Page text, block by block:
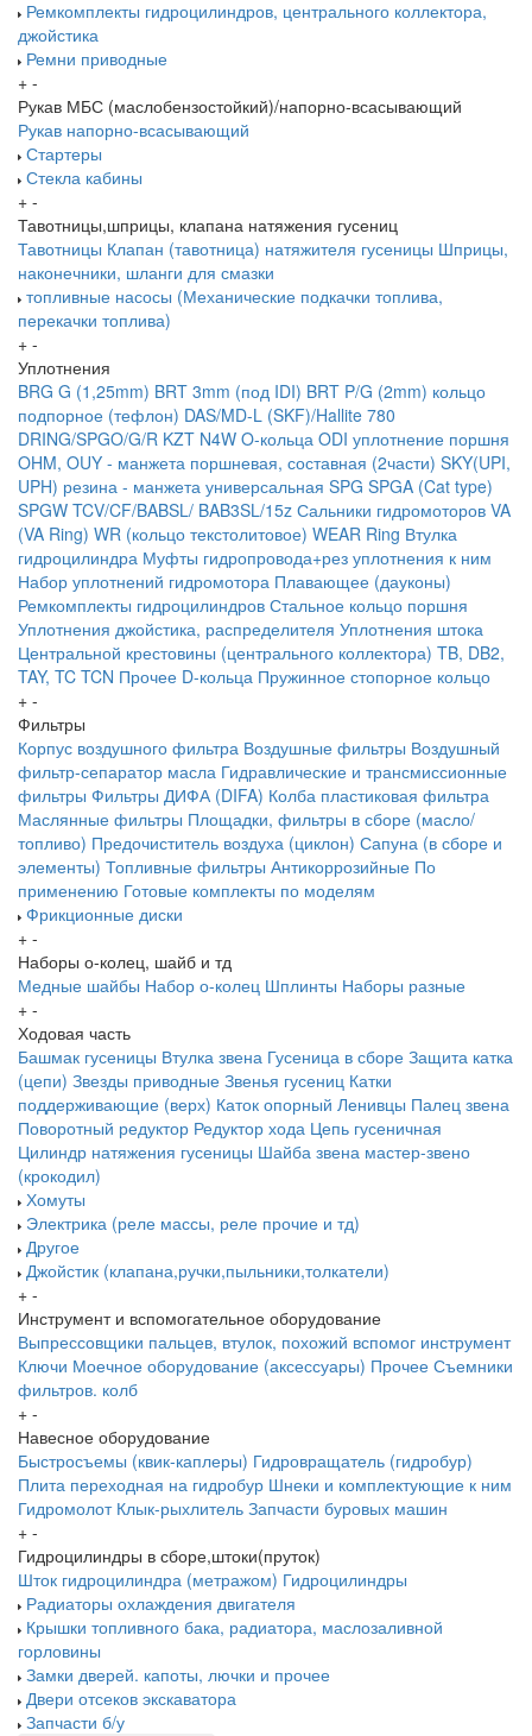
Ремкомплекты гидроцилиндров, центрального коллектора,
джойстика
Ремни приводные
+ -
Рукав МБС (маслобензостойкий)/напорно-всасывающий
Рукав напорно-всасывающий
Стартеры
Стекла кабины
+ -
Тавотницы,шприцы, клапана натяжения гусениц
Тавотницы Клапан (тавотница) натяжителя гусеницы Шприцы,
наконечники, шланги для смазки
топливные насосы (Механические подкачки топлива,
перекачки топлива)
+ -
Уплотнения
BRG G (1,25mm) BRT 3mm (под IDI) BRT P/G (2mm) кольцо
подпорное (тефлон) DAS/MD-L (SKF)/Hallite 780
DRING/SPGO/G/R KZT N4W O-кольца ODI уплотнение поршня
OHM, OUY - манжета поршневая, составная (2части) SKY(UPI,
UPH) резина - манжета универсальная SPG SPGA (Cat type)
SPGW TCV/CF/BABSL/ BAB3SL/15z Сальники гидромоторов VA
(VA Ring) WR (кольцо текстолитовое) WEAR Ring Втулка
гидроцилиндра Муфты гидропровода+рез уплотнения к ним
Набор уплотнений гидромотора Плавающее (дауконы)
Ремкомплекты гидроцилиндров Стальное кольцо поршня
Уплотнения джойстика, распределителя Уплотнения штока
Центральной крестовины (центрального коллектора) TB, DB2,
TAY, TC TCN Прочее D-кольца Пружинное стопорное кольцо
+ -
Фильтры
Корпус воздушного фильтра Воздушные фильтры Воздушный
фильтр-сепаратор масла Гидравлические и трансмиссионные
фильтры Фильтры ДИФА (DIFA) Колба пластиковая фильтра
Маслянные фильтры Площадки, фильтры в сборе (масло/
топливо) Предочиститель воздуха (циклон) Сапуна (в сборе и
элементы) Топливные фильтры Антикоррозийные По
применению Готовые комплекты по моделям
Фрикционные диски
+ -
Наборы о-колец, шайб и тд
Медные шайбы Набор о-колец Шплинты Наборы разные
+ -
Ходовая часть
Башмак гусеницы Втулка звена Гусеница в сборе Защита катка
(цепи) Звезды приводные Звенья гусениц Катки
поддерживающие (верх) Каток опорный Ленивцы Палец звена
Поворотный редуктор Редуктор хода Цепь гусеничная
Цилиндр натяжения гусеницы Шайба звена мастер-звено
(крокодил)
Хомуты
Электрика (реле массы, реле прочие и тд)
Другое
Джойстик (клапана,ручки,пыльники,толкатели)
+ -
Инструмент и вспомогательное оборудование
Выпрессовщики пальцев, втулок, похожий вспомог инструмент
Ключи Моечное оборудование (аксессуары) Прочее Съемники
фильтров. колб
+ -
Навесное оборудование
Быстросъемы (квик-каплеры) Гидровращатель (гидробур)
Плита переходная на гидробур Шнеки и комплектующие к ним
Гидромолот Клык-рыхлитель Запчасти буровых машин
+ -
Гидроцилиндры в сборе,штоки(пруток)
Шток гидроцилиндра (метражом) Гидроцилиндры
Радиаторы охлаждения двигателя
Крышки топливного бака, радиатора, маслозаливной
горловины
Замки дверей. капоты, лючки и прочее
Двери отсеков экскаватора
Запчасти б/у